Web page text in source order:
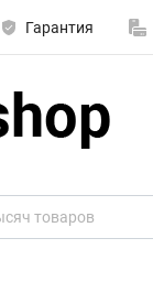
Гарантия